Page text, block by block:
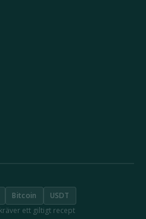
Bitcoin
USDT
ett giltigt recept